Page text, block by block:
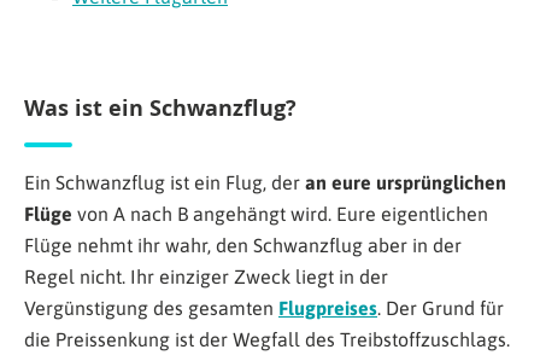
Was ist ein Schwanzflug?
Ein Schwanzflug ist ein Flug, der an eure ursprünglichen
Flüge von A nach B angehängt wird. Eure eigentlichen
Flüge nehmt ihr wahr, den Schwanzflug aber in der
Regel nicht. Ihr einziger Zweck liegt in der
Vergünstigung des gesamten Flugpreises. Der Grund für
die Preissenkung ist der Wegfall des Treibstoffzuschlags.